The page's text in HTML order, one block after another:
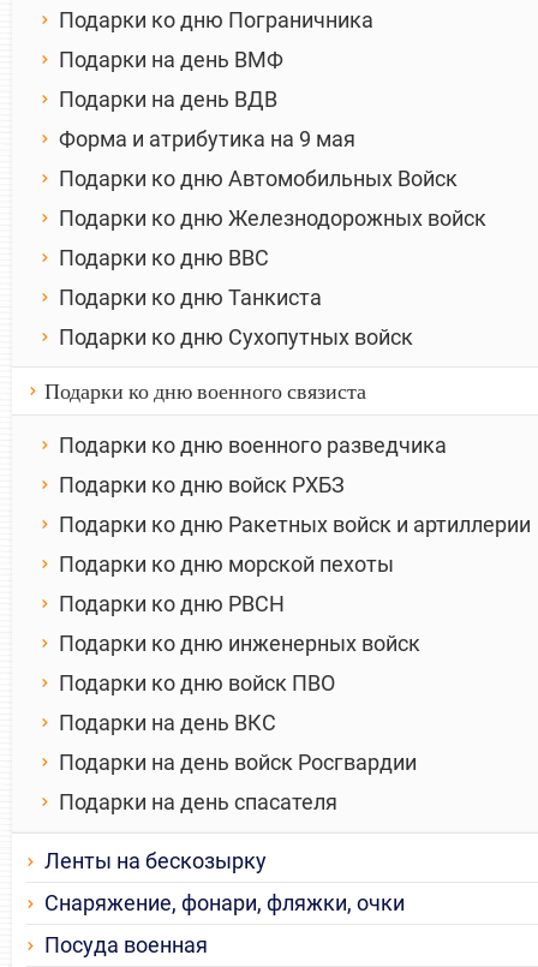
Подарки ко дню Пограничника
Подарки на день ВМФ
Подарки на день ВДВ
Форма и атрибутика на 9 мая
Подарки ко дню Автомобильных Войск
Подарки ко дню Железнодорожных войск
Подарки ко дню ВВС
Подарки ко дню Танкиста
Подарки ко дню Сухопутных войск
Подарки ко дню военного связиста
Подарки ко дню военного разведчика
Подарки ко дню войск РХБЗ
Подарки ко дню Ракетных войск и артиллерии
Подарки ко дню морской пехоты
Подарки ко дню РВСН
Подарки ко дню инженерных войск
Подарки ко дню войск ПВО
Подарки на день ВКС
Подарки на день войск Росгвардии
Подарки на день спасателя
Ленты на бескозырку
Снаряжение, фонари, фляжки, очки
Посуда военная